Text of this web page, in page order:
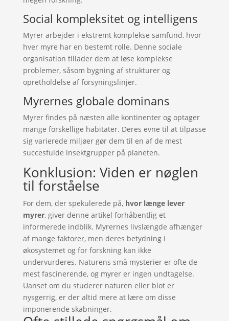
Social kompleksitet og intelligens
Myrer arbejder i ekstremt komplekse samfund, hvor
hver myre har en bestemt rolle. Denne sociale
organisation tillader dem at løse komplekse
problemer, såsom bygning af strukturer og
opretholdelse af forsyningslinjer.
Myrernes globale dominans
Myrer findes på næsten alle kontinenter og optager
mange forskellige habitater. Deres evne til at tilpasse
sig varierede miljøer gør dem til en af de mest
succesfulde insektgrupper på planeten.
Konklusion: Viden er nøglen
til forståelse
For dem, der spekulerede på, hvor længe lever
myrer, giver denne artikel forhåbentlig et
informerede indblik. Myrernes livslængde afhænger
af mange faktorer, men deres betydning i
økosystemet og for forskning kan ikke
undervurderes. Naturens små mysterier er ofte de
mest fascinerende, og myrer er ingen undtagelse.
Uanset om du studerer naturen eller blot er
nysgerrig, er der altid mere at lære om disse
imponerende skabninger.